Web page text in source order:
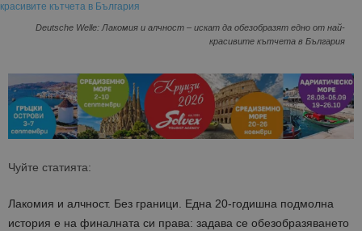
Deutsche Welle: Лакомия и алчност – искат да обезобразят едно от най-
красивите кътчета в България
Чуйте статията:
Лакомия и алчност. Без граници. Една 20-годишна подмолна
история е на финалната си права: задава се обезобразяването